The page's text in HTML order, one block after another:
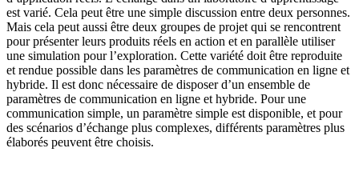
est varié. Cela peut être une simple discussion entre deux personnes.
Mais cela peut aussi être deux groupes de projet qui se rencontrent
pour présenter leurs produits réels en action et en parallèle utiliser
une simulation pour l’exploration. Cette variété doit être reproduite
et rendue possible dans les paramètres de communication en ligne et
hybride. Il est donc nécessaire de disposer d’un ensemble de
paramètres de communication en ligne et hybride. Pour une
communication simple, un paramètre simple est disponible, et pour
des scénarios d’échange plus complexes, différents paramètres plus
élaborés peuvent être choisis.